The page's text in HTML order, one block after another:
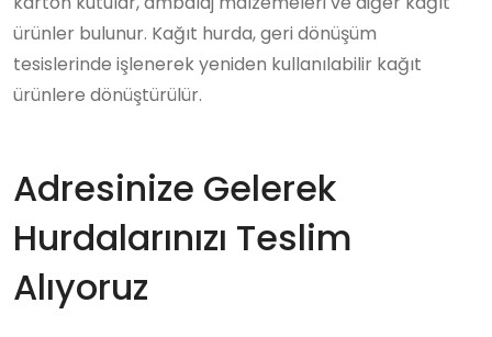
ürünler bulunur. Kağıt hurda, geri dönüşüm
tesislerinde işlenerek yeniden kullanılabilir kağıt
ürünlere dönüştürülür.
Adresinize Gelerek
Hurdalarınızı Teslim
Alıyoruz